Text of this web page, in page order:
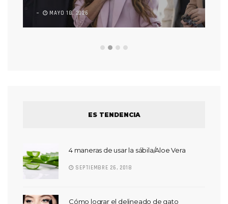
MAYO 18, 2026
ES TENDENCIA
4 maneras de usar la sábila/Aloe Vera
SEPTIEMBRE 26, 2018
Cómo lograr el delineado de gato